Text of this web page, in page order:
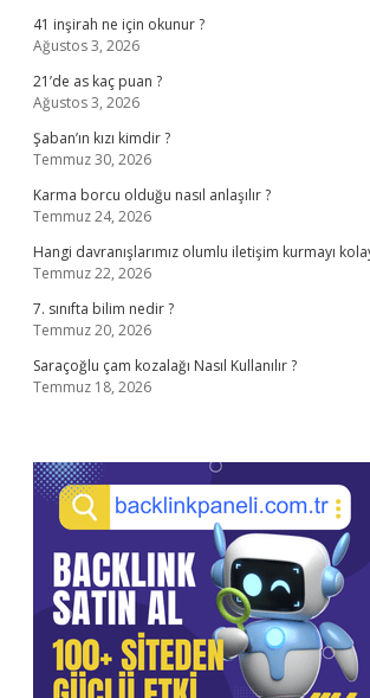
41 inşirah ne için okunur ?
Ağustos 3, 2026
21’de as kaç puan ?
Ağustos 3, 2026
Şaban’ın kızı kimdir ?
Temmuz 30, 2026
Karma borcu olduğu nasıl anlaşılır ?
Temmuz 24, 2026
Hangi davranışlarımız olumlu iletişim kurmayı
Temmuz 22, 2026
7. sınıfta bilim nedir ?
Temmuz 20, 2026
Saraçoğlu çam kozalağı Nasıl Kullanılır ?
Temmuz 18, 2026